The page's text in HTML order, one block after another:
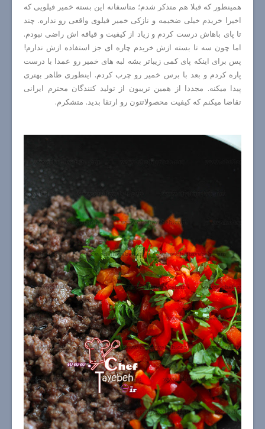
همینطور که قبلا هم متذکر شدم؛ متاسفانه این بسته خمیر فیلویی که
اخیرا خریدم خیلی ضخیمه و نازکی خمیر فیلوی واقعی رو نداره. چند
تا پای باهاش درست کردم و زیاد از کیفیت و قیافه اش راضی نبودم.
اما چون سه تا بسته ازش خریدم چاره ای جز استفاده ازش ندارم!
پس برای اینکه پای کمی زیباتر بشه لبه های خمیر رو عمدا با درست
پاره کردم و بعد با برس خمیر رو چرب کردم. اینطوری ظاهر بهتری
پیدا میکنه. مجددا از همین تریبون از تولید کنندگان محترم ایرانی
تقاضا میکنم که کیفیت محصولاتتون رو ارتقا بدید. متشکرم.